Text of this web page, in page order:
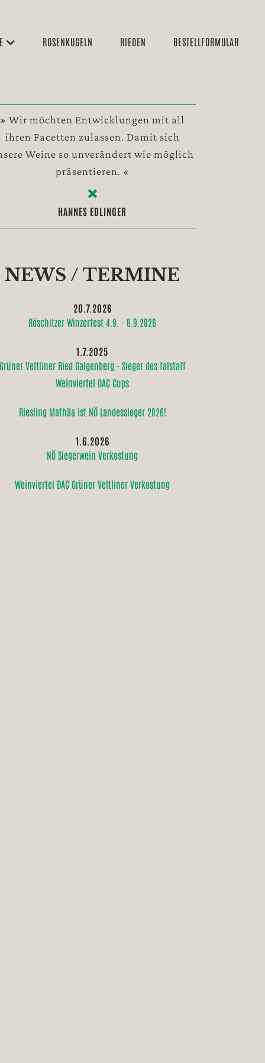
ROSENKUGELN RIEDEN BESTELLFORMULAR
» Wir möchten Entwicklungen mit all
ihren Facetten zulassen. Damit sich
Weine so unverändert wie möglich
präsentieren. «
HANNES EDLINGER
NEWS / TERMINE
20.7.2026
Röschitzer Winzerfest 4.9. - 6.9.2026
1.7.2025
Veltliner Ried Galgenberg - Sieger des falstaff
Weinviertel DAC Cups
Riesling Mathäa ist NÖ Landessieger 2026!
1.6.2026
NÖ Siegerwein Verkostung
Weinviertel DAC Grüner Veltliner Verkostung